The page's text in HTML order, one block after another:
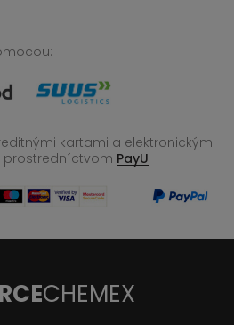
kartami a elektronickými
prostredníctvom PayU
CHEMEX